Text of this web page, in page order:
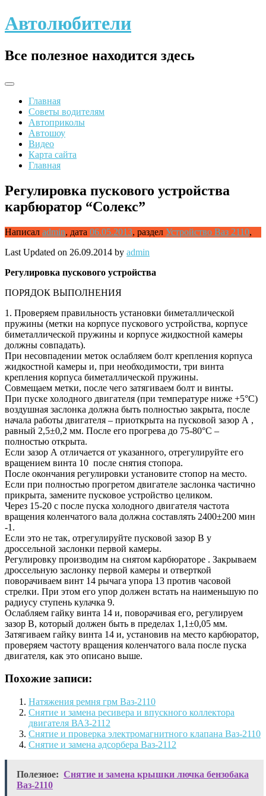
Skip
to
Автолюбители
Все полезное находится здесь
Главная
Советы водителям
Автоприколы
Автошоу
Видео
Карта сайта
Главная
Регулировка пускового устройства
карбюратор “Солекс”
Написал admin, дата 06.05.2013, раздел Устройство Ваз 2110,
Last Updated on 26.09.2014 by admin
Регулировка пускового устройства
ПОРЯДОК ВЫПОЛНЕНИЯ
1. Проверяем правильность установки биметаллической
пружины (метки на корпусе пускового устройства, корпусе
биметаллической пружины и корпусе жидкостной камеры
должны совпадать).
При несовпадении меток ослабляем болт крепления корпуса
жидкостной камеры и, при необходимости, три винта
крепления корпуса биметаллической пружины.
Совмещаем метки, после чего затягиваем болт и винты.
При пуске холодного двигателя (при температуре ниже +5°С)
воздушная заслонка должна быть полностью закрыта, после
начала работы двигателя – приоткрыта на пусковой зазор А ,
равный 2,5±0,2 мм. После его прогрева до 75-80°С –
полностью открыта.
Если зазор А отличается от указанного, отрегулируйте его
вращением винта 10 после снятия стопора.
После окончания регулировки установите стопор на место.
Если при полностью прогретом двигателе заслонка частично
прикрыта, замените пусковое устройство целиком.
Через 15-20 с после пуска холодного двигателя частота
вращения коленчатого вала должна составлять 2400±200 мин
-1.
Если это не так, отрегулируйте пусковой зазор В у
дроссельной заслонки первой камеры.
Регулировку производим на снятом карбюраторе . Закрываем
дроссельную заслонку первой камеры и отверткой
поворачиваем винт 14 рычага упора 13 против часовой
стрелки. При этом его упор должен встать на наименьшую по
радиусу ступень кулачка 9.
Ослабляем гайку винта 14 и, поворачивая его, регулируем
зазор В, который должен быть в пределах 1,1±0,05 мм.
Затягиваем гайку винта 14 и, установив на место карбюратор,
проверяем частоту вращения коленчатого вала после пуска
двигателя, как это описано выше.
Похожие записи:
Натяжения ремня грм Ваз-2110
Снятие и замена ресивера и впускного коллектора
двигателя ВАЗ-2112
Снятие и проверка электромагнитного клапана Ваз-2110
Снятие и замена адсорбера Ваз-2112
Полезное: Снятие и замена крышки лючка бензобака
Ваз-2110